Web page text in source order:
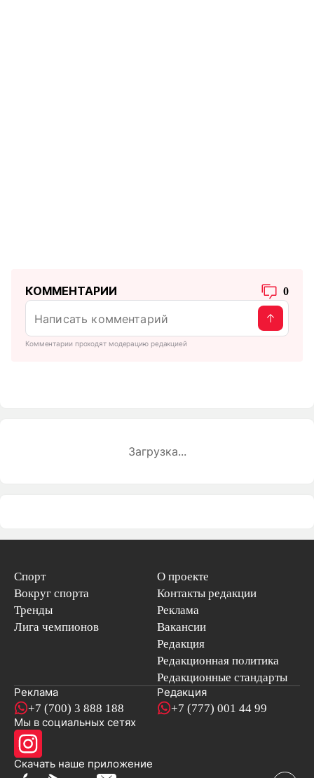
КОММЕНТАРИИ 0
Комментарии проходят модерацию редакцией
Загрузка...
Спорт
Вокруг спорта
Тренды
Лига чемпионов
О проекте
Контакты редакции
Реклама
Вакансии
Редакция
Редакционная политика
Редакционные стандарты
Реклама
+7 (700) 3 888 188
Редакция
+7 (777) 001 44 99
Мы в социальных сетях
Скачать наше приложениеновостей